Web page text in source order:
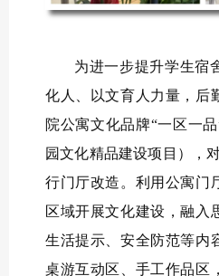
为进一步提升学生宿
化人、以文育人力量，后
院公寓文化品牌“一区一
园文化精品建设项目），
行门厅改造。利用公寓门
区域开展文化建设，融入
生活提示、安全防范等内
桌游互动区、手工作品区